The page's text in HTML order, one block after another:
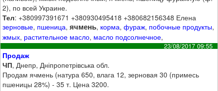
2), по всей Украине.
Тел: +380997391671 +380930495418 +380682156348 Елена
зерновые, пшеница,ячмень, корма,фураж, побочные продукты,
жмых, растительное масло, масло подсолнечное,
23/08/2017 09:55
Продаж
ЧП, Днепр, Дніпропетрівська обл.
Продам ячмень (натура 650, влага 12, зерновая 30 (примесь
пшеницы 28%) - 35 т. Цена 3200.